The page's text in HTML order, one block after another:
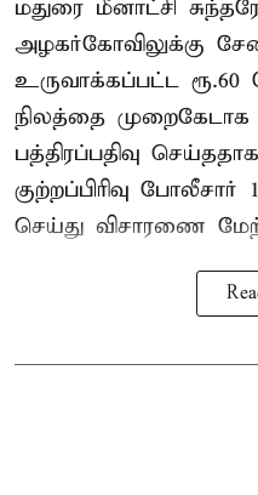
மதுரை மீனாட்சி
அழகர்கோவிலுக்கு
உருவாக்கப்பட்ட ரூ.60
நிலத்தை
பத்திரப்பதிவு
குற்றப்பிரிவு போலீசார்
செய்து விசாரணை